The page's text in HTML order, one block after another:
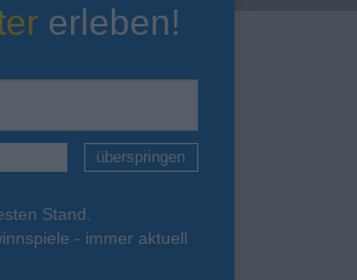
erleben!
überspringen
Stand.
- immer aktuell